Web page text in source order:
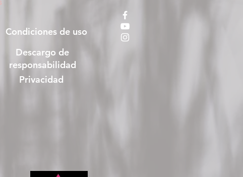
Condiciones de uso
Descargo de
responsabilidad
Privacidad